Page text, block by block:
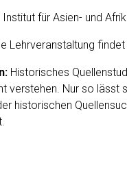
Insti­tut für Asien- und
Lehrver­anstal­tung
His­torisches
ver­ste­hen. Nur so lässt
his­torischen